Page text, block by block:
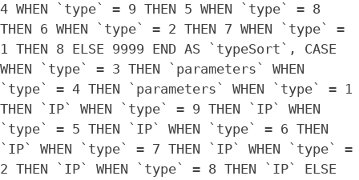
4 WHEN `type` = 9 THEN 5 WHEN `type` = 8
THEN 6 WHEN `type` = 2 THEN 7 WHEN `type` =
1 THEN 8 ELSE 9999 END AS `typeSort`, CASE
WHEN `type` = 3 THEN `parameters` WHEN
`type` = 4 THEN `parameters` WHEN `type` = 1
THEN `IP` WHEN `type` = 9 THEN `IP` WHEN
`type` = 5 THEN `IP` WHEN `type` = 6 THEN
`IP` WHEN `type` = 7 THEN `IP` WHEN `type` =
2 THEN `IP` WHEN `type` = 8 THEN `IP` ELSE